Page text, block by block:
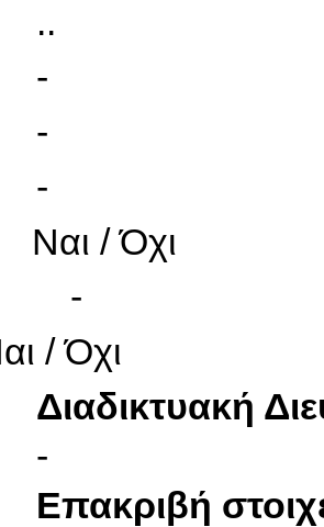
..
-
-
-
Ναι / Όχι
-
/ Όχι
Διαδικτυακή
-
Επακριβή